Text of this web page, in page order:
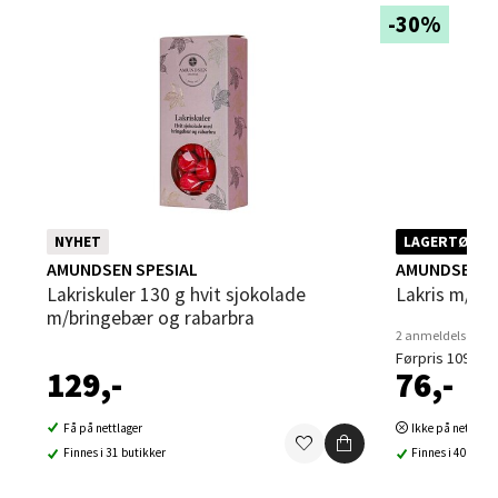
NYHET
AMUNDSEN SPESIAL
Lakriskuler 130 g hvit sjokolade
m/bringebær og rabarbra
129,-
Få på nettlager
Finnes i 31 butikker
-30%
AMUNDSEN
Lakris m/
2 anmeldelser
Førpris 109,-
76,-
Ikke på
Finnes i 40
Velg
Sandvika - Thon Senter Sandvika
Brodtkorbsgate 7, 1338 Sandvika
Bergen - Thon Senter Sartor